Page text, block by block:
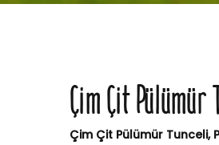
Çim Çit
Çim Çit Pülümür Tunceli,